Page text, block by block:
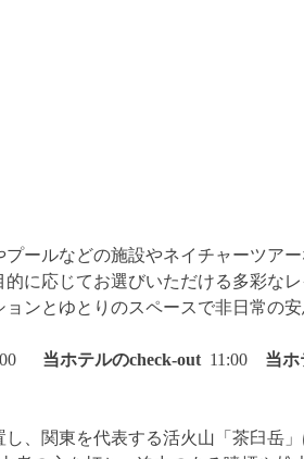
ールなどの施設やネイチャーツア
に応じてお選びいただける多彩な
ンとゆとりのスペースで非日常の
当ホテルのcheck-out 11:00 当ホ
、関東を代表する活火山「茶臼岳